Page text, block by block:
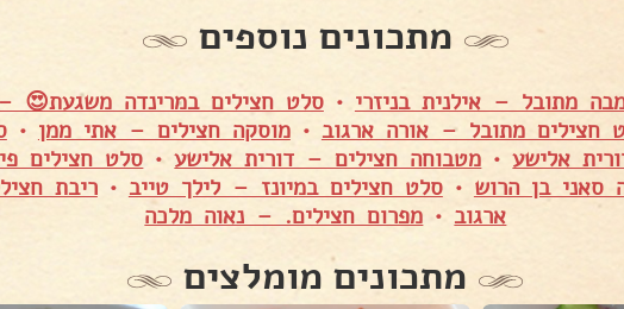
מתכונים נוספים
מתובל – אילנית בניזרי •סלט חצילים במרינדה משגעת😍
חצילים מתובל – אורה ארגוב •מוסקה חצילים – אתי ממן •
אלישע• מטבוחה חצילים – דורית אלישע• סלט חצילים
סאני בן הרוש •סלט חצילים במיונז – לילך טייב •ריבת
ארגוב • מפרום חצילים. – נאוה מלכה
מתכונים מומלצים